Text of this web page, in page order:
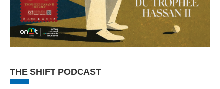
THE SHIFT PODCAST